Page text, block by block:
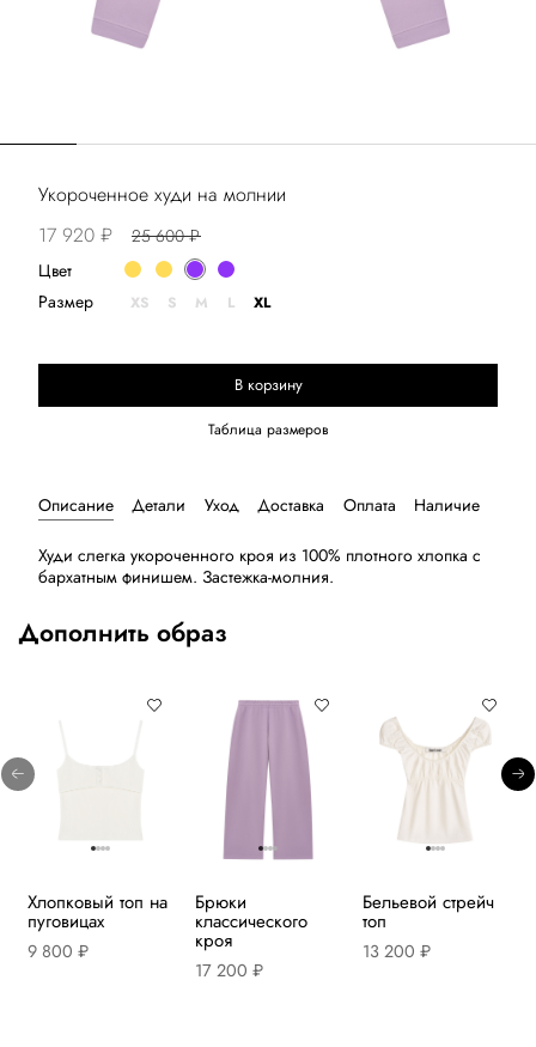
Укороченное худи на молнии
17 920 ₽
25 600 ₽
Цвет
В корзину
Выберите размер
Таблица размеров
Размер XS S M L XL
Описание Детали Уход Доставка Оплата Наличие
Худи слегка укороченного кроя из 100% плотного хлопка с
бархатным финишем. Застежка-молния.
Дополнить образ
Хлопковый топ на
пуговицах
9 800 ₽
Брюки
классического
кроя
17 200 ₽
Бельевой стрейч
топ
13 200 ₽